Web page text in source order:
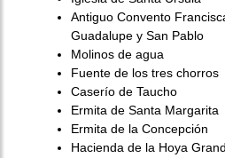
Antiguo Convento
Guadalupe y San Pablo
Molinos de agua
Fuente de los tres chorros
Caserío de Taucho
Ermita de Santa Margarita
Ermita de la Concepción
Hacienda de la Hoya